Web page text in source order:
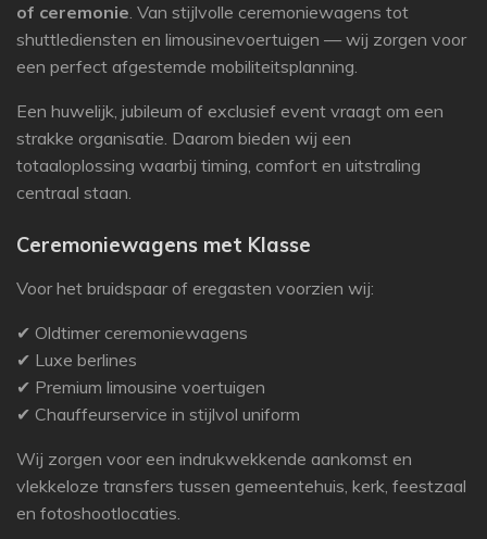
of ceremonie. Van stijlvolle ceremoniewagens tot
shuttlediensten en limousinevoertuigen — wij zorgen voor
een perfect afgestemde mobiliteitsplanning.
Een huwelijk, jubileum of exclusief event vraagt om een
strakke organisatie. Daarom bieden wij een
totaaloplossing waarbij timing, comfort en uitstraling
centraal staan.
Ceremoniewagens met Klasse
Voor het bruidspaar of eregasten voorzien wij:
✔ Oldtimer ceremoniewagens
✔ Luxe berlines
✔ Premium limousine voertuigen
✔ Chauffeurservice in stijlvol uniform
Wij zorgen voor een indrukwekkende aankomst en
vlekkeloze transfers tussen gemeentehuis, kerk, feestzaal
en fotoshootlocaties.